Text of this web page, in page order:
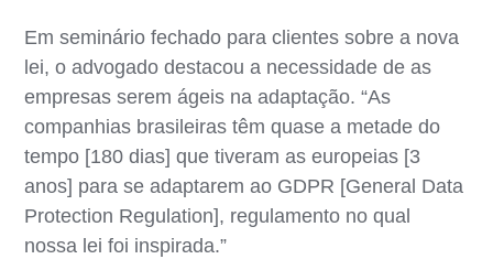
Em seminário fechado para clientes sobre a nova
lei, o advogado destacou a necessidade de as
empresas serem ágeis na adaptação. “As
companhias brasileiras têm quase a metade do
tempo [180 dias] que tiveram as europeias [3
anos] para se adaptarem ao GDPR [General Data
Protection Regulation], regulamento no qual
nossa lei foi inspirada.”